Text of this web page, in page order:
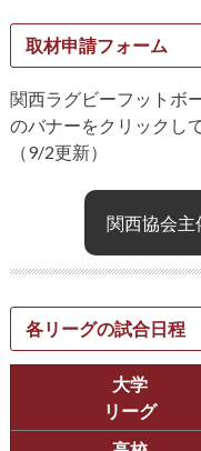
取材申請フォーム
関西ラグビーフットボ
のバナーをクリックし
（9/2更新）
関西協会主
各リーグの試合日程
大学
リーグ